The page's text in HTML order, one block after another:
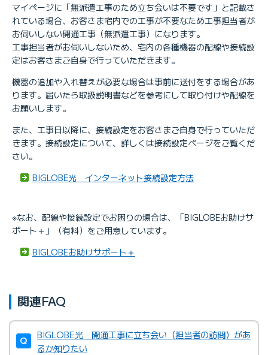
マイページに「無派遣工事のため立ち会いは不要です」と記載さ
れている場合、お客さま宅内での工事が不要なため工事担当者が
お伺いしない開通工事（無派遣工事）になります。
工事担当者がお伺いしないため、宅内の各種機器の配線や接続設
定はお客さまご自身で行っていただきます。
機器の追加や入れ替えが必要な場合は事前に送付をする場合があ
ります。届いたら取扱説明書などを参考にして取り付けや配線を
お願いします。
また、工事日以降に、接続設定をお客さまご自身で行っていただ
きます。接続設定について、詳しくは接続設定ページをご覧くだ
さい。
BIGLOBE光 インターネット接続設定方法
※なお、配線や接続設定でお困りの場合は、「BIGLOBEお助けサ
ポート＋」（有料）をご用意しています。
BIGLOBEお助けサポート＋
関連FAQ
BIGLOBE光 開通工事に立ち会い（担当者の訪問）があ
るか知りたい